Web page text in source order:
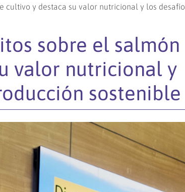
cultivo y destaca su valor nutricional y los
sobre el salmón
valor nutricional y
sostenible